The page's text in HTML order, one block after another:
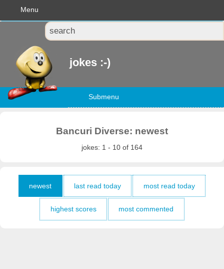
Menu
jokes :-)
Submenu
Bancuri Diverse: newest
jokes: 1 - 10 of 164
newest last read today most read today
highest scores most commented